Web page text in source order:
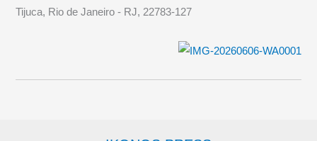
Tijuca, Rio de Janeiro - RJ, 22783-127